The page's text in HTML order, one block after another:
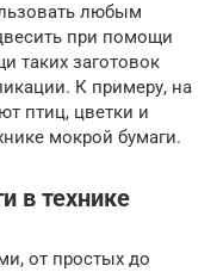
любым
при помощи
таких заготовок
К примеру, на
птиц, цветки и
мокрой бумаги.
в технике
от простых до